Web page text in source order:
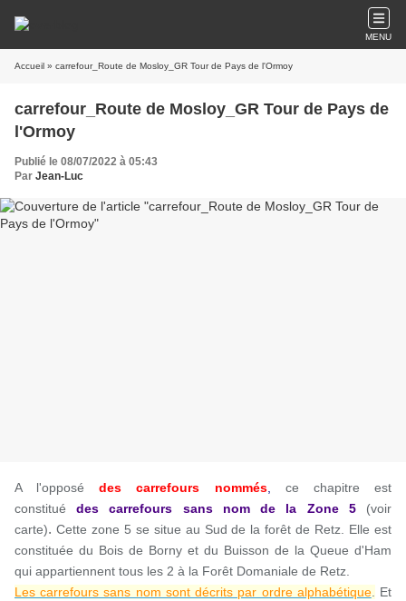
MENU
Accueil » carrefour_Route de Mosloy_GR Tour de Pays de l'Ormoy
carrefour_Route de Mosloy_GR Tour de Pays de
l'Ormoy
Publié le 08/07/2022 à 05:43
Par Jean-Luc
A l'opposédes carrefours nommés,
ce chapitre est
constitué
des carrefours sans nom de la Zone 5
(voir
carte). Cette zone 5 se situe au Sud de la forêt de Retz. Elle est
constituée du Bois de Borny et du Buisson de la Queue d'Ham
qui appartiennent tous les 2 à la Forêt Domaniale de Retz.
Les carrefours sans nom sont décrits par ordre alphabétique.
Et